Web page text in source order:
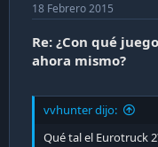
18 Febrero 2015
Re: ¿Con qué
ahora mismo?
vvhunter dijo:
Qué tal el Eurotruck